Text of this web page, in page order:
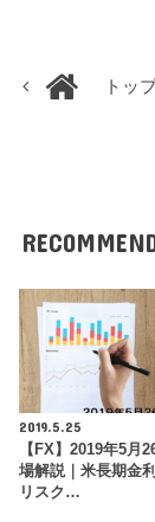
トッ
2019.5.25
【FX】2019年5月
場解説｜米長期金
リスク…